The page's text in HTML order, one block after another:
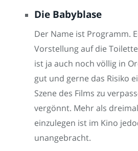
Die Babyblase
Der Name ist Programm.
Vorstellung auf die
ist ja auch noch völlig in
gut und gerne das Risiko
Szene des Films zu
vergönnt. Mehr als
einzulegen ist im Kino
unangebracht.